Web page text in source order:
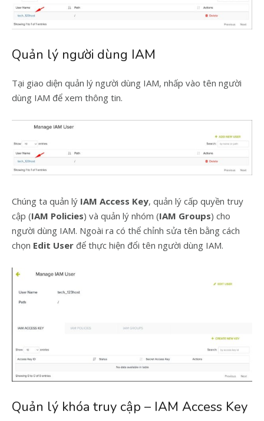
Quản lý người dùng IAM
Tại giao diện quản lý người dùng IAM, nhấp vào tên người
dùng IAM để xem thông tin.
Chúng ta quản lý IAM Access Key, quản lý cấp quyền truy
cập (IAM Policies) và quản lý nhóm (IAM Groups) cho
người dùng IAM. Ngoài ra có thể chỉnh sửa tên bằng cách
chọn Edit User để thực hiện đổi tên người dùng IAM.
Quản lý khóa truy cập – IAM Access Key